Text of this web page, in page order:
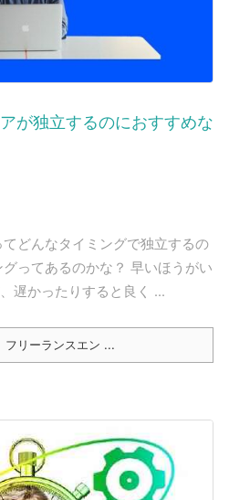
が独立するのにおすすめな
どんなタイミングで独立するの
ってあるのかな？ 早いほうがい
遅かったりすると良く ...
フリーランスエン ...